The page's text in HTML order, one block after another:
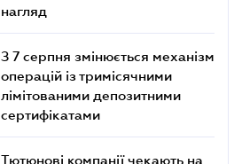
нагляд
З 7 серпня змінюється механізм
операцій із тримісячними
лімітованими депозитними
сертифікатами
Тютюнові компанії чекають на